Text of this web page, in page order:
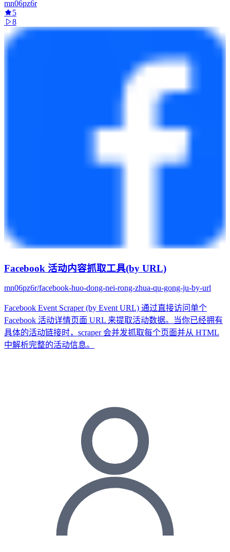
mn06pz6r
5
8
Facebook 活动内容抓取工具(by URL)
mn06pz6r/facebook-huo-dong-nei-rong-zhua-qu-gong-ju-by-url
Facebook Event Scraper (by Event URL) 通过直接访问单个
Facebook 活动详情页面 URL 来提取活动数据。当你已经拥有
具体的活动链接时，scraper 会并发抓取每个页面并从 HTML
中解析完整的活动信息。